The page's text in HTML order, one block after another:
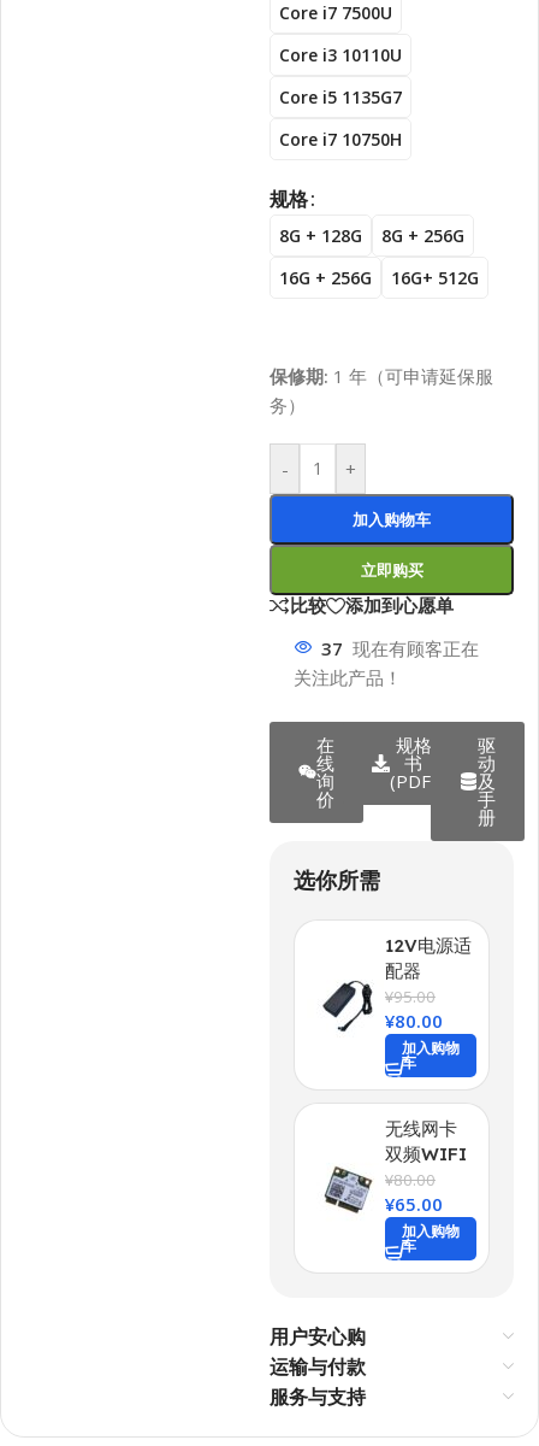
Core i7 7500U
Core i3 10110U
Core i5 1135G7
Core i7 10750H
规格
8G + 128G
8G + 256G
16G + 256G
16G+ 512G
保修期: 1 年（可申请延保服
务）
- +
加入购物车
立即购买
比较
添加到心愿单
37 现在有顾客正在
关注此产品！
在
线
询
价
规格
书
(PDF)
驱
动
及
手
册
选你所需
12V电源适
配器
¥95.00
¥80.00
加入购物
车
无线网卡
双频WIFI
¥80.00
¥65.00
加入购物
车
用户安心购
运输与付款
服务与支持